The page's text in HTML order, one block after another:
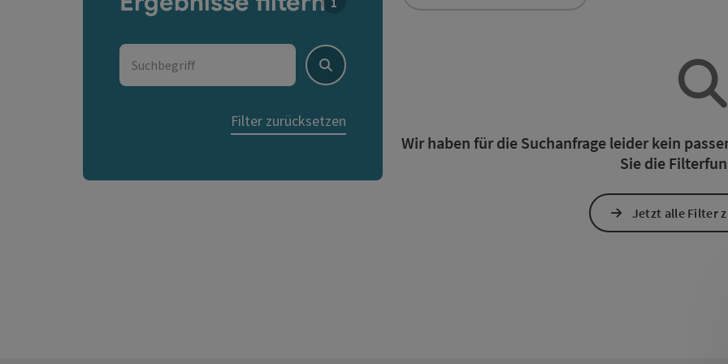
Suchbegriff
Suchen
Filter zurücksetzen
Wir haben für die Suchanfrage leider kein
Sie die
Jetzt alle Filter